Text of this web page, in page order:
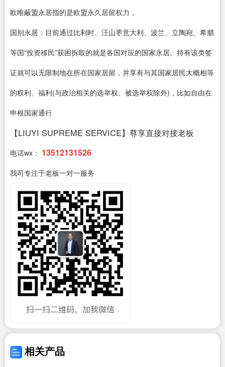
欧唯蔽盟永居指的是欧盟永久居留权力，
国别永居：目前通过比利时、汪山枣意大利、波兰、立陶宛、希腊
等国“投资移民”获困拆取的就是各国对应的国家永居。持有该类签
证就可以无限制地在所在国家居留，并享有与其国家居民大概相等
的权利、福利(与政治相关的选举权、被选举权除外)，比如自由在
申根国家通行
【LIUYI SUPREME SERVICE】尊享直接对接老板
电话wx： 13512131526
我司专注于老板一对一服务
相关产品